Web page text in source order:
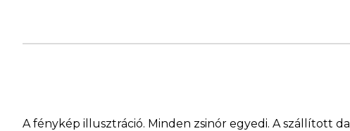
A fénykép illusztráció. Minden zsinór egyedi. A szállított